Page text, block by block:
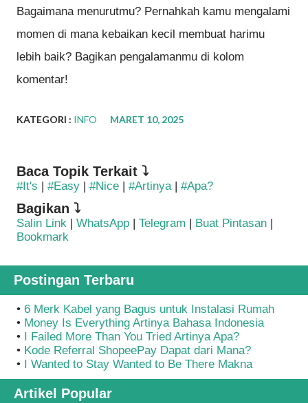
Bagaimana menurutmu? Pernahkah kamu mengalami
momen di mana kebaikan kecil membuat harimu
lebih baik? Bagikan pengalamanmu di kolom
komentar!
KATEGORI : INFO MARET 10, 2025
Baca Topik Terkait ⤵
#It's | #Easy | #Nice | #Artinya| #Apa?
Bagikan ⤵
Salin Link | WhatsApp | Telegram | Buat Pintasan |
Bookmark
Postingan Terbaru
• 6 Merk Kabel yang Bagus untuk Instalasi Rumah
• Money Is Everything Artinya Bahasa Indonesia
• I Failed More Than You Tried Artinya Apa?
• Kode Referral ShopeePay Dapat dari Mana?
• I Wanted to Stay Wanted to Be There Makna
Artikel Popular